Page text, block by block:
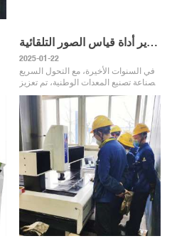
اتجاه تطوير أداة قياس الصور التلقائية
2025-01-22
في السنوات الأخيرة، مع التحول السريع
لصناعة تصنيع المعدات الوطنية، تم تعزيز
تطوير صناعة أدوات قياس الصور بشكل
كبير. تغيرت تكنولوجيا القياس من قياس
مقارنة التلامس ال